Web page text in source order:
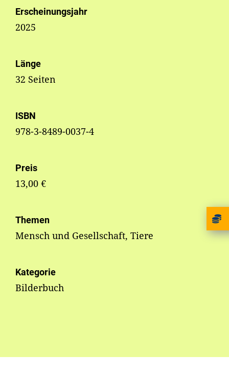
Erscheinungsjahr
2025
Länge
32 Seiten
ISBN
978-3-8489-0037-4
Preis
13,00 €
Themen
Mensch und Gesellschaft, Tiere
Kategorie
Bilderbuch